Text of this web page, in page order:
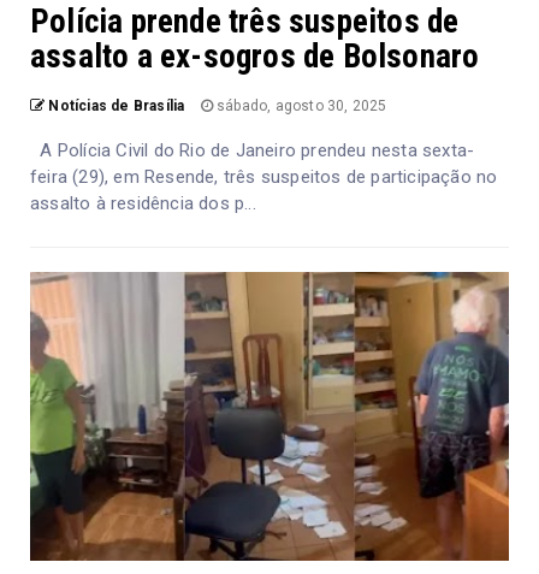
Polícia prende três suspeitos de
assalto a ex-sogros de Bolsonaro
Notícias de Brasília sábado, agosto 30, 2025
A Polícia Civil do Rio de Janeiro prendeu nesta sexta-
feira (29), em Resende, três suspeitos de participação no
assalto à residência dos p...